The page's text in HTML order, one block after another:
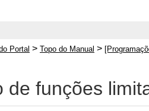
Portal > Topo do Manual >
de funções